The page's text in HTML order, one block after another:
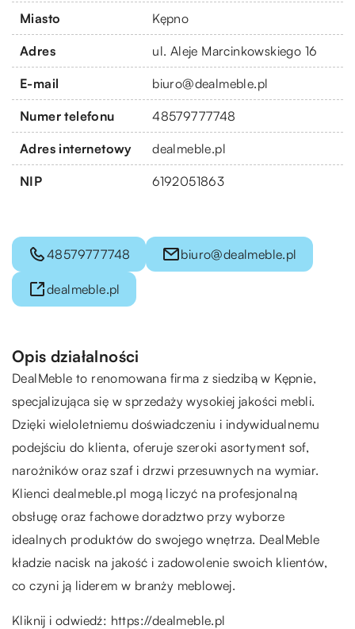
Miasto Kępno
Adres ul. Aleje Marcinkowskiego 16
E-mail biuro@dealmeble.pl
Numer telefonu 48579777748
Adres internetowy dealmeble.pl
NIP 6192051863
48579777748 biuro@dealmeble.pl
dealmeble.pl
Opis działalności
DealMeble to renomowana firma z siedzibą w Kępnie,
specjalizująca się w sprzedaży wysokiej jakości mebli.
Dzięki wieloletniemu doświadczeniu i indywidualnemu
podejściu do klienta, oferuje szeroki asortyment sof,
narożników oraz szaf i drzwi przesuwnych na wymiar.
Klienci dealmeble.pl mogą liczyć na profesjonalną
obsługę oraz fachowe doradztwo przy wyborze
idealnych produktów do swojego wnętrza. DealMeble
kładzie nacisk na jakość i zadowolenie swoich klientów,
co czyni ją liderem w branży meblowej.
Kliknij i odwiedź: https://dealmeble.pl